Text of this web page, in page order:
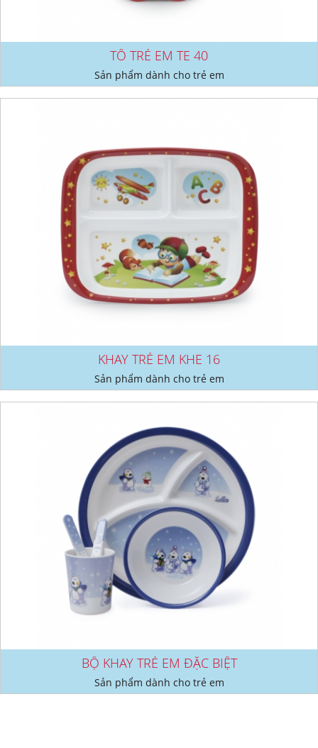
TÔ TRẺ EM TE 40
Sản phẩm dành cho trẻ em
KHAY TRẺ EM KHE 16
Sản phẩm dành cho trẻ em
BỘ KHAY TRẺ EM ĐẶC BIỆT
Sản phẩm dành cho trẻ em